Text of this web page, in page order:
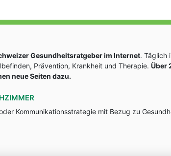
Gesundheitsratgeber im Internet. Täglich
Prävention, Krankheit und Therapie. Über
neue Seiten dazu.
Kommunikationsstrategie mit Bezug zu